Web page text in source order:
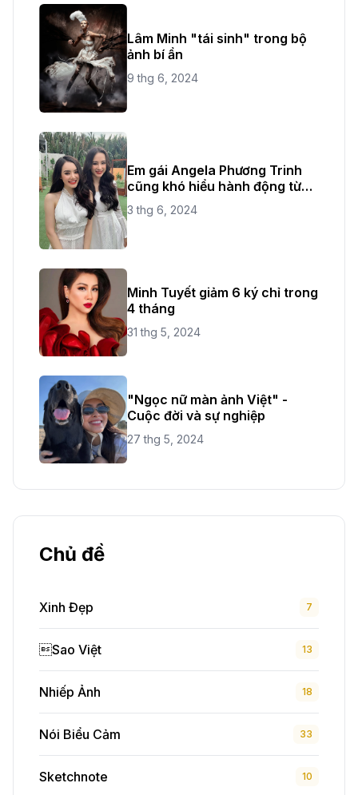
Lâm Minh "tái sinh" trong bộ
ảnh bí ẩn
9 thg 6, 2024
Em gái Angela Phương Trinh
cũng khó hiểu hành động từ
chị ruột
3 thg 6, 2024
Minh Tuyết giảm 6 ký chỉ trong
4 tháng
31 thg 5, 2024
"Ngọc nữ màn ảnh Việt" -
Cuộc đời và sự nghiệp
27 thg 5, 2024
Chủ đề
Xinh Đẹp 7
Sao Việt 13
Nhiếp Ảnh 18
Nói Biểu Cảm 33
Sketchnote 10